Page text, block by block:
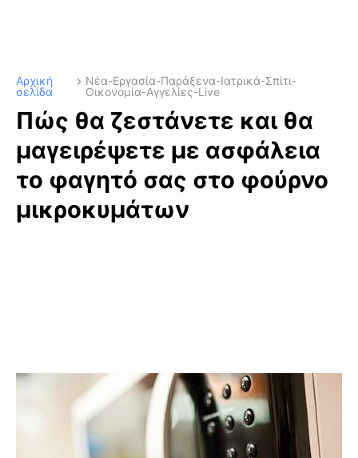
Αρχική
σελίδα
Νέα-Εργασία-Παράξενα-Ιατρικά-Σπίτι-
Οικονομία-Αγγελίες-Live
Πώς θα ζεστάνετε και θα
μαγειρέψετε με ασφάλεια
το φαγητό σας στο φούρνο
μικροκυμάτων